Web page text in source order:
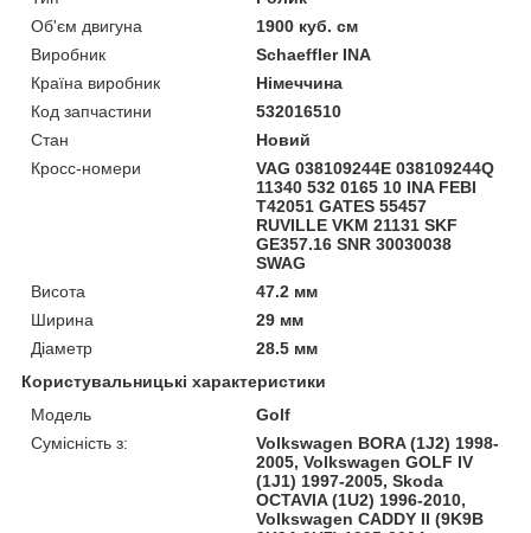
Об'єм двигуна
1900 куб. см
Виробник
Schaeffler INA
Країна виробник
Німеччина
Код запчастини
532016510
Стан
Новий
Кросс-номери
VAG 038109244E 038109244Q
11340 532 0165 10 INA FEBI
T42051 GATES 55457
RUVILLE VKM 21131 SKF
GE357.16 SNR 30030038
SWAG
Висота
47.2 мм
Ширина
29 мм
Діаметр
28.5 мм
Користувальницькі характеристики
Модель
Golf
Сумісність з:
Volkswagen BORA (1J2) 1998-
2005, Volkswagen GOLF IV
(1J1) 1997-2005, Skoda
OCTAVIA (1U2) 1996-2010,
Volkswagen CADDY II (9K9B